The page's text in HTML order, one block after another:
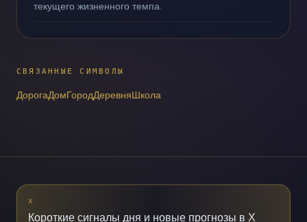
текущего жизненного темпа.
СВЯЗАННЫЕ СИМВОЛЫ
ДорогаДомГородДеревняШкола
X
Короткие сигналы дня и новые прогнозы в X